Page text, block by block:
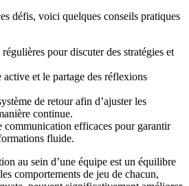
défis, voici quelques conseils pratiques
pour discuter des stratégies et
active et le partage des réflexions
de retour afin d’ajuster les
continue.
communication efficaces pour garantir
fluide.
au sein d’une équipe est un équilibre
comportements de jeu de chacun,